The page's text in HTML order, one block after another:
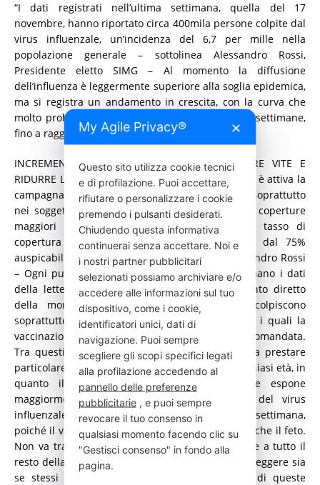
“I dati registrati nell’ultima settimana, quella del 17
novembre, hanno riportato circa 400mila persone colpite dal
virus influenzale, un’incidenza del 6,7 per mille nella
popolazione generale – sottolinea Alessandro Rossi,
Presidente eletto SIMG – Al momento la diffusione
dell’influenza è leggermente superiore alla soglia epidemica,
ma si registra un andamento in crescita, con la curva che
molto probabilmente proseguirà nelle prossime settimane,
fino a raggiungere il picco poco prima di natale”.
INCREMENTARE LA VACCINAZIONE PER SALVARE VITE E
RIDURRE LE OSPEDALIZZAZIONI – Da metà ottobre è attiva la
campagna vaccinale in tutte le regioni italiane. “Soprattutto
nei soggetti fragili, si devono raggiungere delle coperture
maggiori rispetto allo scorso anno, quando il tasso di
copertura si è attestato al 56%, ben lontano dal 75%
auspicabile e dal 95% ottimale – evidenzia Alessandro Rossi
– Ogni punto di copertura in più, come confermano i dati
della letteratura, corrisponde a un abbassamento diretto
della mortalità e dell’ospedalizzazione, che colpiscono
soprattutto i pazienti anziani e i più fragili, per i quali la
vaccinazione non è più solo consigliata, ma raccomandata.
Tra questi vi sono due popolazioni a cui bisogna prestare
particolare attenzione: i pazienti diabetici di qualsiasi età, in
quanto il diabete per le sue caratteristiche espone
maggiormente alle conseguenze più nefaste del virus
influenzale, e le donne in gravidanza a qualsiasi settimana,
poiché il vaccino è sicuro e protegge sia la donna che il feto.
Non va trascurata l’indicazione della vaccinazione a tutto il
resto della popolazione giovane e adulta per proteggere sia
se stessi che la comunità e i contatti diretti di queste
My Agile Privacy® ✕
Questo sito utilizza cookie tecnici
e di profilazione. Puoi accettare,
rifiutare o personalizzare i cookie
premendo i pulsanti desiderati.
Chiudendo questa informativa
continuerai senza accettare. Noi e
i nostri partner pubblicitari
selezionati possiamo archiviare e/o
accedere alle informazioni sul tuo
dispositivo, come i cookie,
identificatori unici, dati di
navigazione. Puoi sempre
scegliere gli scopi specifici legati
alla profilazione accedendo al
pannello delle preferenze
pubblicitarie, e puoi sempre
revocare il tuo consenso in
qualsiasi momento facendo clic su
"Gestisci consenso" in fondo alla
pagina.